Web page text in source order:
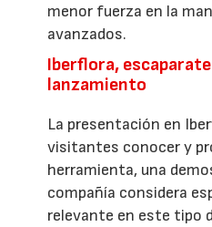
menor fuerza en la
avanzados.
Iberflora,
lanzamiento
La presentación en
visitantes conocer y
herramienta, una
compañía considera
relevante en este tipo